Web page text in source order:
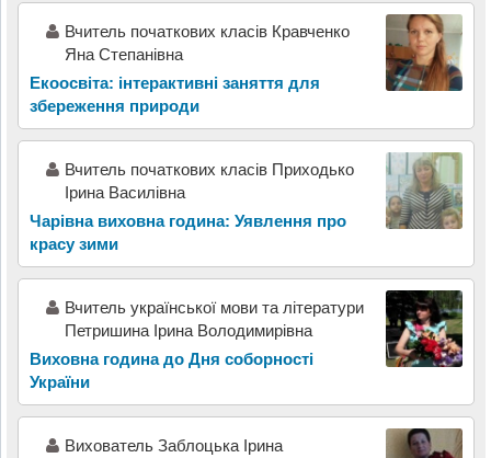
Вчитель початкових класів Кравченко
Яна Степанівна
Екоосвіта: інтерактивні заняття для
збереження природи
Вчитель початкових класів Приходько
Ірина Василівна
Чарівна виховна година: Уявлення про
красу зими
Вчитель украïнськоï мови та лiтератури
Петришина Iрина Володимирiвна
Виховна година до Дня соборності
України
Вихователь Заблоцька Ірина